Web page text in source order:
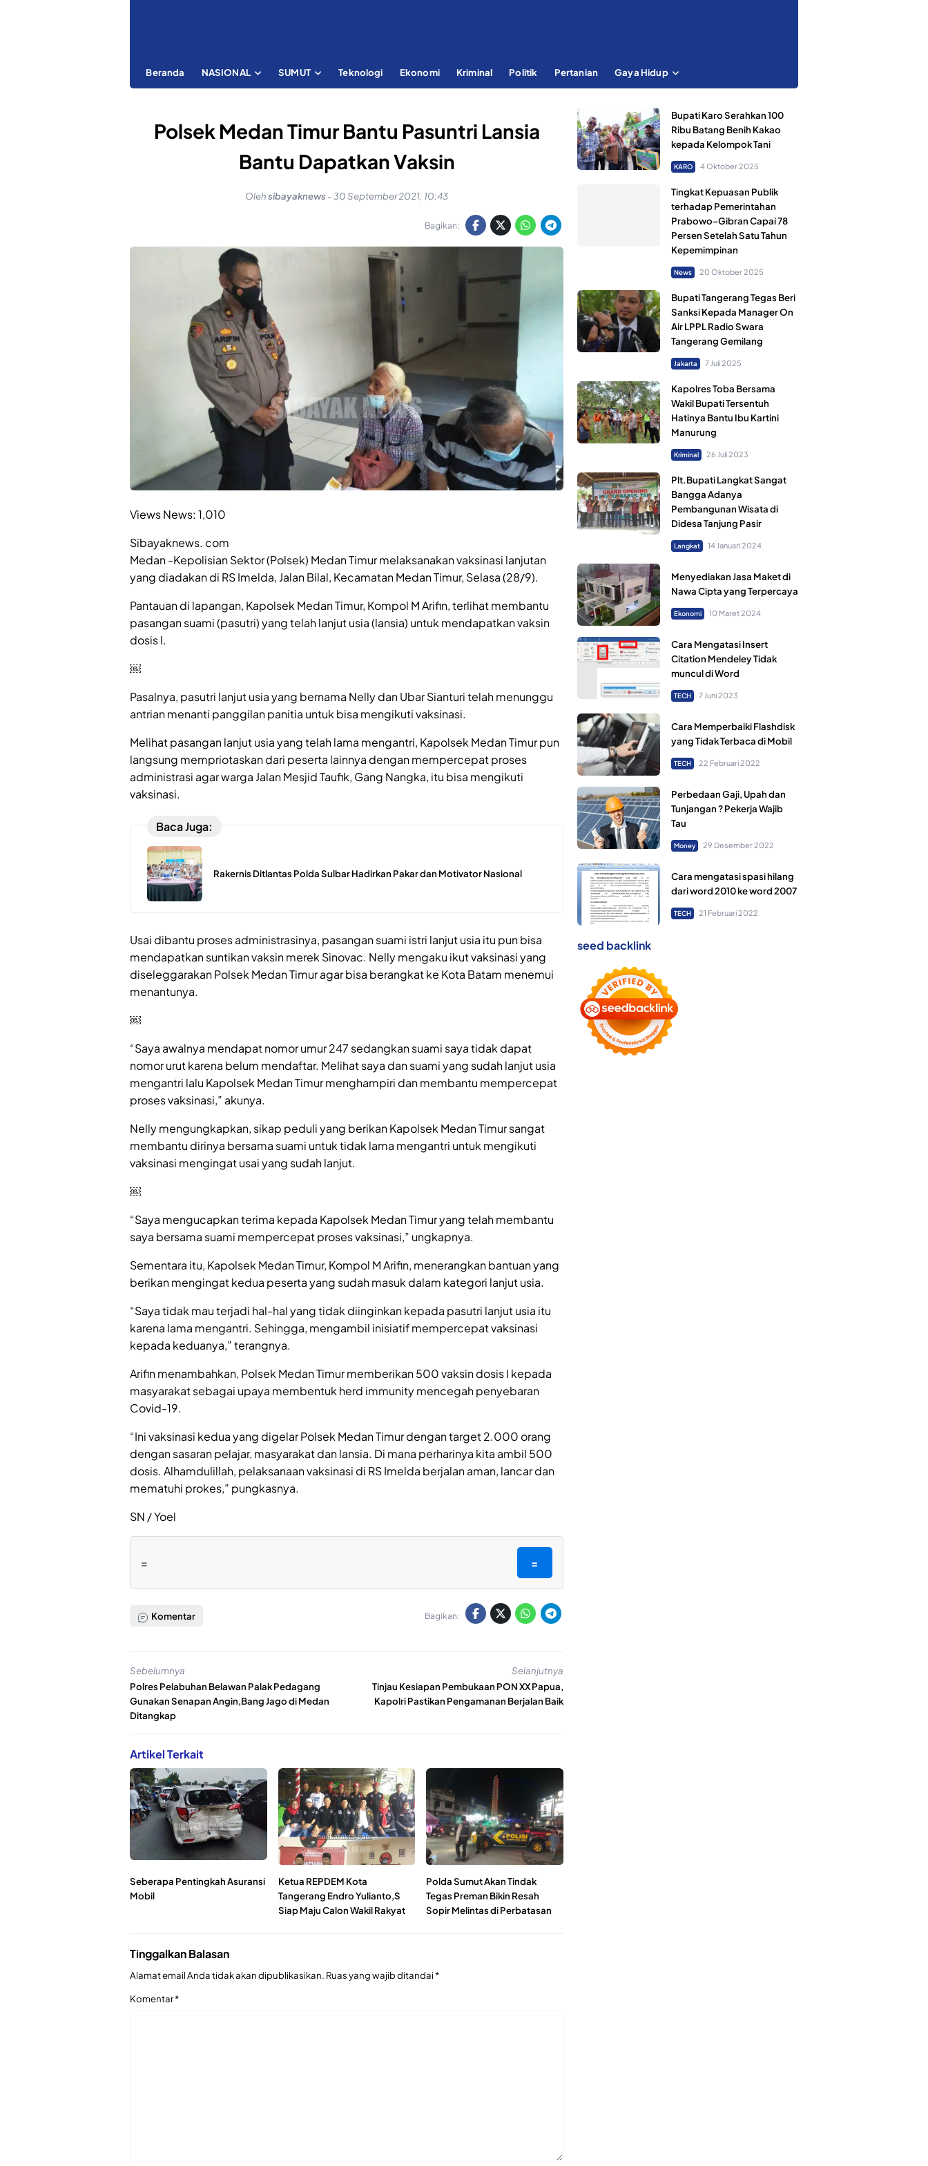
Beranda NASIONAL SUMUT Teknologi Ekonomi Kriminal Politik Pertanian Gaya Hidup
Polsek Medan Timur Bantu Pasuntri Lansia
Bantu Dapatkan Vaksin
Olehsibayaknews -30 September 2021, 10:43
Bagikan:
Views News: 1,010
Sibayaknews. com
Medan -Kepolisian Sektor (Polsek) Medan Timur melaksanakan vaksinasi lanjutan
yang diadakan di RS Imelda, Jalan Bilal, Kecamatan Medan Timur, Selasa (28/9).
Pantauan di lapangan, Kapolsek Medan Timur, Kompol M Arifin, terlihat membantu
pasangan suami (pasutri) yang telah lanjut usia (lansia) untuk mendapatkan vaksin
dosis I.
￼
Pasalnya, pasutri lanjut usia yang bernama Nelly dan Ubar Sianturi telah menunggu
antrian menanti panggilan panitia untuk bisa mengikuti vaksinasi.
Melihat pasangan lanjut usia yang telah lama mengantri, Kapolsek Medan Timur pun
langsung mempriotaskan dari peserta lainnya dengan mempercepat proses
administrasi agar warga Jalan Mesjid Taufik, Gang Nangka, itu bisa mengikuti
vaksinasi.
Baca Juga:
Rakernis Ditlantas Polda Sulbar Hadirkan Pakar dan Motivator Nasional
Usai dibantu proses administrasinya, pasangan suami istri lanjut usia itu pun bisa
mendapatkan suntikan vaksin merek Sinovac. Nelly mengaku ikut vaksinasi yang
diseleggarakan Polsek Medan Timur agar bisa berangkat ke Kota Batam menemui
menantunya.
￼
“Saya awalnya mendapat nomor umur 247 sedangkan suami saya tidak dapat
nomor urut karena belum mendaftar. Melihat saya dan suami yang sudah lanjut usia
mengantri lalu Kapolsek Medan Timur menghampiri dan membantu mempercepat
proses vaksinasi,” akunya.
Nelly mengungkapkan, sikap peduli yang berikan Kapolsek Medan Timur sangat
membantu dirinya bersama suami untuk tidak lama mengantri untuk mengikuti
vaksinasi mengingat usai yang sudah lanjut.
￼
“Saya mengucapkan terima kepada Kapolsek Medan Timur yang telah membantu
saya bersama suami mempercepat proses vaksinasi,” ungkapnya.
Sementara itu, Kapolsek Medan Timur, Kompol M Arifin, menerangkan bantuan yang
berikan mengingat kedua peserta yang sudah masuk dalam kategori lanjut usia.
“Saya tidak mau terjadi hal-hal yang tidak diinginkan kepada pasutri lanjut usia itu
karena lama mengantri. Sehingga, mengambil inisiatif mempercepat vaksinasi
kepada keduanya,” terangnya.
Arifin menambahkan, Polsek Medan Timur memberikan 500 vaksin dosis I kepada
masyarakat sebagai upaya membentuk herd immunity mencegah penyebaran
Covid-19.
“Ini vaksinasi kedua yang digelar Polsek Medan Timur dengan target 2.000 orang
dengan sasaran pelajar, masyarakat dan lansia. Di mana perharinya kita ambil 500
dosis. Alhamdulillah, pelaksanaan vaksinasi di RS Imelda berjalan aman, lancar dan
mematuhi prokes,” pungkasnya.
SN / Yoel
= =
Komentar Bagikan:
Sebelumnya
Polres Pelabuhan Belawan Palak Pedagang
Gunakan Senapan Angin,Bang Jago di Medan
Ditangkap
Selanjutnya
Tinjau Kesiapan Pembukaan PON XX Papua,
Kapolri Pastikan Pengamanan Berjalan Baik
Artikel Terkait
Seberapa Pentingkah Asuransi
Mobil
Ketua REPDEM Kota
Tangerang Endro Yulianto,S
Siap Maju Calon Wakil Rakyat
Polda Sumut Akan Tindak
Tegas Preman Bikin Resah
Sopir Melintas di Perbatasan
Tinggalkan Balasan
Alamat email Anda tidak akan dipublikasikan. Ruas yang wajib ditandai*
Komentar*
Bupati Karo Serahkan 100
Ribu Batang Benih Kakao
kepada Kelompok Tani
KARO 4 Oktober 2025
Tingkat Kepuasan Publik
terhadap Pemerintahan
Prabowo–Gibran Capai 78
Persen Setelah Satu Tahun
Kepemimpinan
News 20 Oktober 2025
Bupati Tangerang Tegas Beri
Sanksi Kepada Manager On
Air LPPL Radio Swara
Tangerang Gemilang
Jakarta 7 Juli 2025
Kapolres Toba Bersama
Wakil Bupati Tersentuh
Hatinya Bantu Ibu Kartini
Manurung
Kriminal 26 Juli 2023
Plt.Bupati Langkat Sangat
Bangga Adanya
Pembangunan Wisata di
Didesa Tanjung Pasir
Langkat 14 Januari 2024
Menyediakan Jasa Maket di
Nawa Cipta yang Terpercaya
Ekonomi 10 Maret 2024
Cara Mengatasi Insert
Citation Mendeley Tidak
muncul di Word
TECH 7 Juni 2023
Cara Memperbaiki Flashdisk
yang Tidak Terbaca di Mobil
TECH 22 Februari 2022
Perbedaan Gaji, Upah dan
Tunjangan ? Pekerja Wajib
Tau
Money 29 Desember 2022
Cara mengatasi spasi hilang
dari word 2010 ke word 2007
TECH 21 Februari 2022
seed backlink